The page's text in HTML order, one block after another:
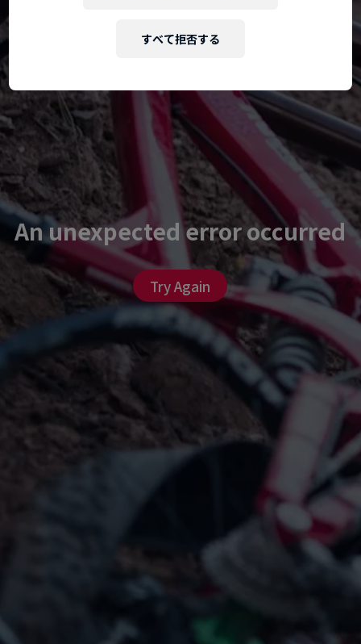
An unexpected error occurred
Try Again
すべて拒否する